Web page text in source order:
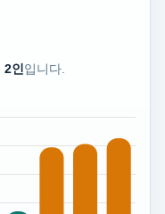
2인입니다.